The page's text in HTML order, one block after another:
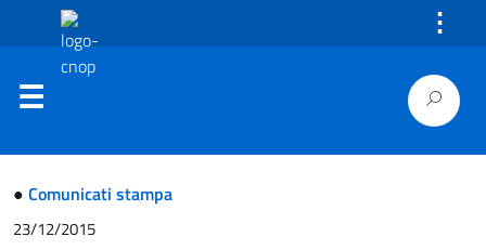
⋮
● Comunicati stampa
23/12/2015